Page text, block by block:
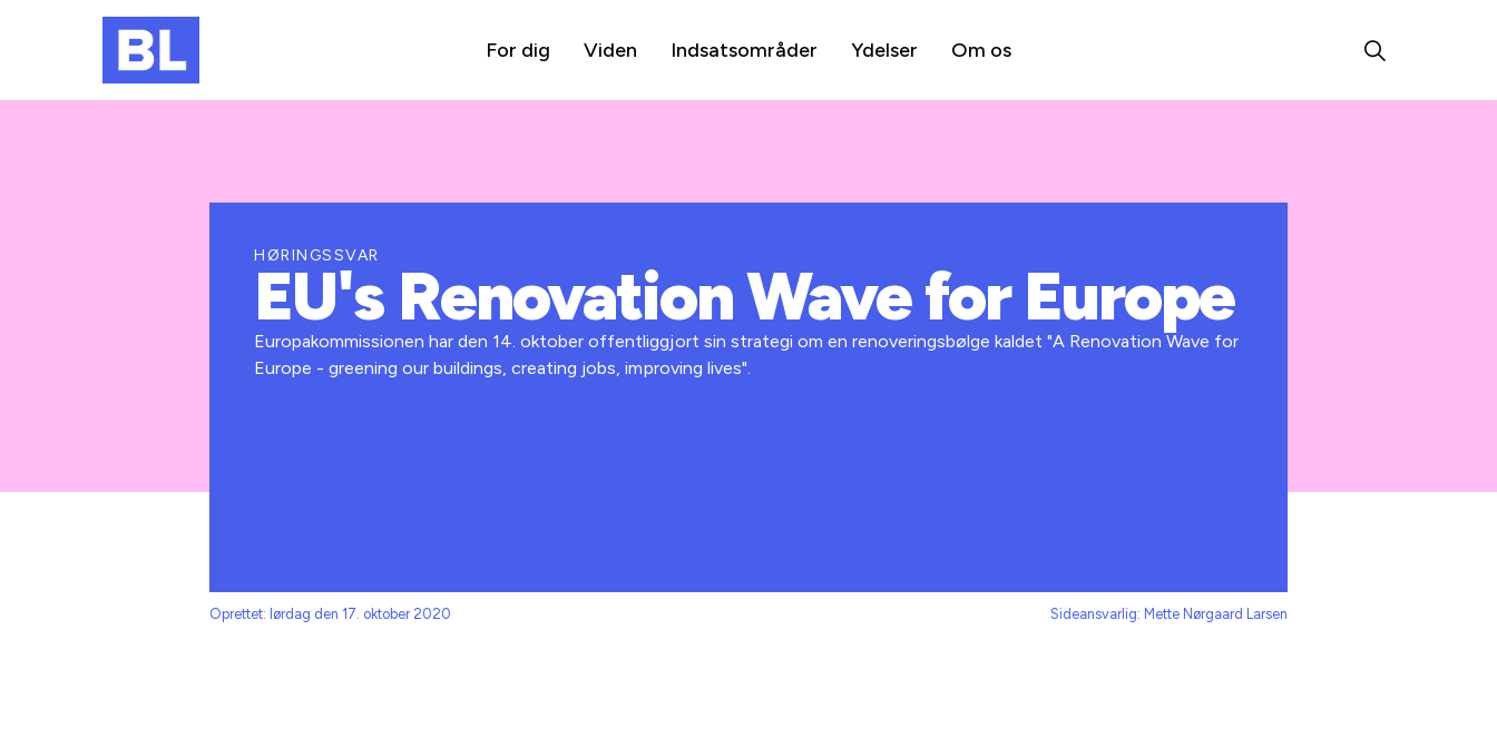
For dig Viden Indsatsområder Ydelser Om os
HØRINGSSVAR
EU's Renovation Wave for Europe
Europakommissionen har den 14. oktober offentliggjort sin strategi om en renoveringsbølge kaldet "A Renovation Wave for
Europe - greening our buildings, creating jobs, improving lives".
Oprettet: lørdag den 17. oktober 2020 Sideansvarlig: Mette Nørgaard Larsen